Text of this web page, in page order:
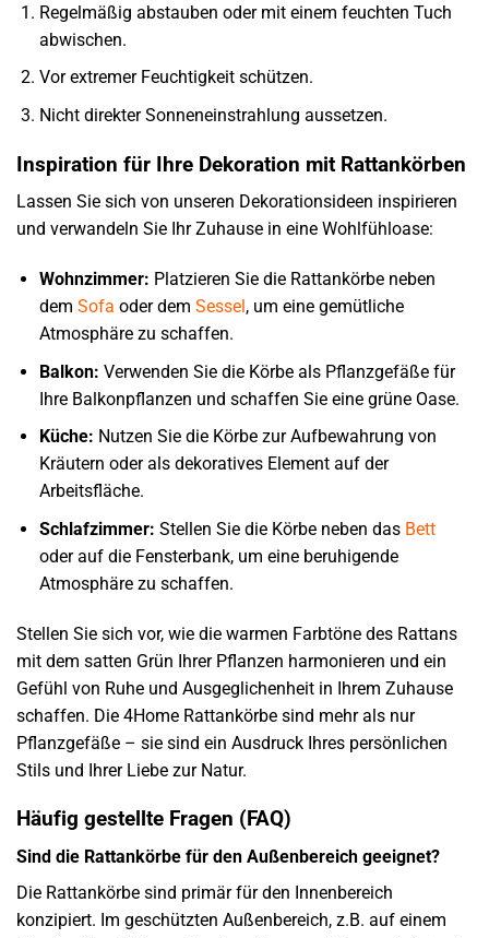
Regelmäßig abstauben oder mit einem feuchten Tuch
abwischen.
Vor extremer Feuchtigkeit schützen.
Nicht direkter Sonneneinstrahlung aussetzen.
Inspiration für Ihre Dekoration mit Rattankörben
Lassen Sie sich von unseren Dekorationsideen inspirieren
und verwandeln Sie Ihr Zuhause in eine Wohlfühloase:
Wohnzimmer: Platzieren Sie die Rattankörbe neben
dem Sofa oder dem Sessel, um eine gemütliche
Atmosphäre zu schaffen.
Balkon: Verwenden Sie die Körbe als Pflanzgefäße für
Ihre Balkonpflanzen und schaffen Sie eine grüne Oase.
Küche: Nutzen Sie die Körbe zur Aufbewahrung von
Kräutern oder als dekoratives Element auf der
Arbeitsfläche.
Schlafzimmer: Stellen Sie die Körbe neben das Bett
oder auf die Fensterbank, um eine beruhigende
Atmosphäre zu schaffen.
Stellen Sie sich vor, wie die warmen Farbtöne des Rattans
mit dem satten Grün Ihrer Pflanzen harmonieren und ein
Gefühl von Ruhe und Ausgeglichenheit in Ihrem Zuhause
schaffen. Die 4Home Rattankörbe sind mehr als nur
Pflanzgefäße – sie sind ein Ausdruck Ihres persönlichen
Stils und Ihrer Liebe zur Natur.
Häufig gestellte Fragen (FAQ)
Sind die Rattankörbe für den Außenbereich geeignet?
Die Rattankörbe sind primär für den Innenbereich
konzipiert. Im geschützten Außenbereich, z.B. auf einem